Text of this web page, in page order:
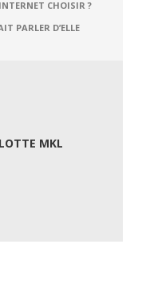
CHOISIR ?
PARLER D’ELLE
MKL